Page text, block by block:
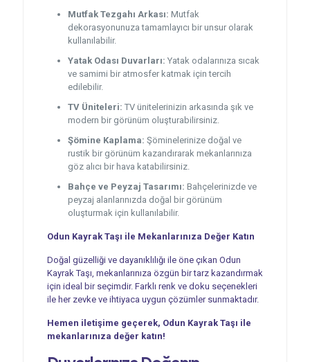
Mutfak Tezgahı Arkası: Mutfak
dekorasyonunuza tamamlayıcı bir unsur olarak
kullanılabilir.
Yatak Odası Duvarları: Yatak odalarınıza sıcak
ve samimi bir atmosfer katmak için tercih
edilebilir.
TV Üniteleri: TV ünitelerinizin arkasında şık ve
modern bir görünüm oluşturabilirsiniz.
Şömine Kaplama: Şöminelerinize doğal ve
rustik bir görünüm kazandırarak mekanlarınıza
göz alıcı bir hava katabilirsiniz.
Bahçe ve Peyzaj Tasarımı: Bahçelerinizde ve
peyzaj alanlarınızda doğal bir görünüm
oluşturmak için kullanılabilir.
Odun Kayrak Taşı ile Mekanlarınıza Değer Katın
Doğal güzelliği ve dayanıklılığı ile öne çıkan Odun
Kayrak Taşı, mekanlarınıza özgün bir tarz kazandırmak
için ideal bir seçimdir. Farklı renk ve doku seçenekleri
ile her zevke ve ihtiyaca uygun çözümler sunmaktadır.
Hemen iletişime geçerek, Odun Kayrak Taşı ile
mekanlarınıza değer katın!